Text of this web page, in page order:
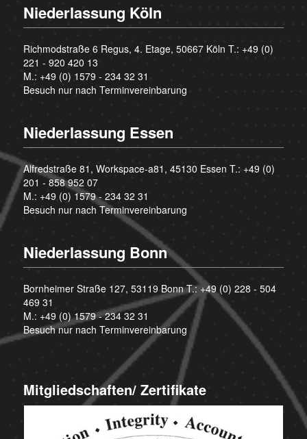
Niederlassung Köln
Richmodstraße 6 Regus, 4. Etage, 50667 Köln T.: +49 (0)
221 - 920 420 13
M.: +49 (0) 1579 - 234 32 31
Besuch nur nach Terminvereinbarung
Niederlassung Essen
Alfredstraße 81, Workspace-a81, 45130 Essen T.: +49 (0)
201 - 858 952 07
M.: +49 (0) 1579 - 234 32 31
Besuch nur nach Terminvereinbarung
Niederlassung Bonn
Bornheimer Straße 127, 53119 Bonn T.:+49 (0) 228 - 504
469 31
M.: +49 (0) 1579 - 234 32 31
Besuch nur nach Terminvereinbarung
Mitgliedschaften/ Zertifikate